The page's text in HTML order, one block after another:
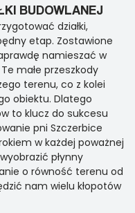
BUDOWLANEJ
działki,
etap. Zostawione
namieszać w
małe przeszkody
terenu, co z kolei
obiektu. Dlatego
to klucz do sukcesu
pni Szczerbice
w każdej poważnej
płynny
o równość terenu od
nam wielu kłopotów